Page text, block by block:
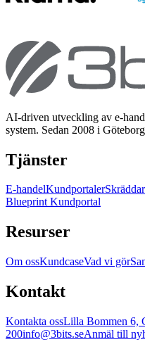
AI-driven utveckling av e-
system. Sedan 2008 i
Tjänster
E-handelKundportaler
Blueprint Kundportal
Resurser
Om ossKundcaseVad vi gör
Kontakt
Kontakta ossLilla Bommen 6,
200info@3bits.seAnmäl till